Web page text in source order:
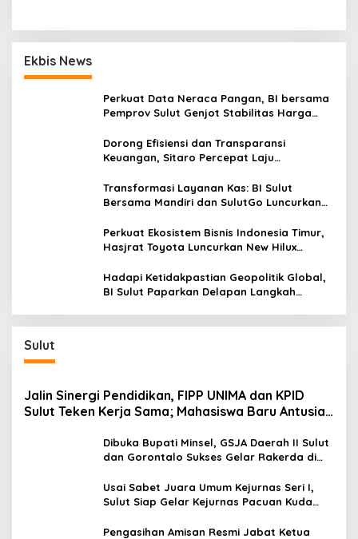
Ekbis News
Perkuat Data Neraca Pangan, BI bersama
Pemprov Sulut Genjot Stabilitas Harga
Dorong Efisiensi dan Transparansi
Keuangan, Sitaro Percepat Laju
Transformasi Layanan Kas: BI Sulut
Bersama Mandiri dan SulutGo Luncurkan
Kepulauan
Perkuat Ekosistem Bisnis Indonesia Timur,
Hasjrat Toyota Luncurkan New Hilux
Hadapi Ketidakpastian Geopolitik Global,
BI Sulut Paparkan Delapan Langkah
Sulut
Jalin Sinergi Pendidikan, FIPP UNIMA dan KPID
Sulut Teken Kerja Sama; Mahasiswa Baru Antusias
Dibuka Bupati Minsel, GSJA Daerah II Sulut
dan Gorontalo Sukses Gelar Rakerda di
Usai Sabet Juara Umum Kejurnas Seri I,
Sulut Siap Gelar Kejurnas Pacuan Kuda
Pengasihan Amisan Resmi Jabat Ketua